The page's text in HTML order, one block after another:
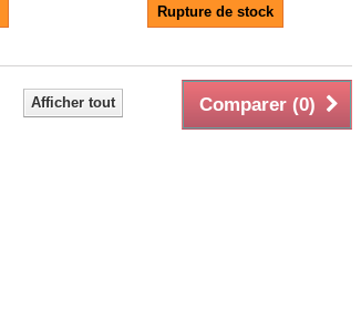
Rupture de stock
Comparer (0)
Afficher tout